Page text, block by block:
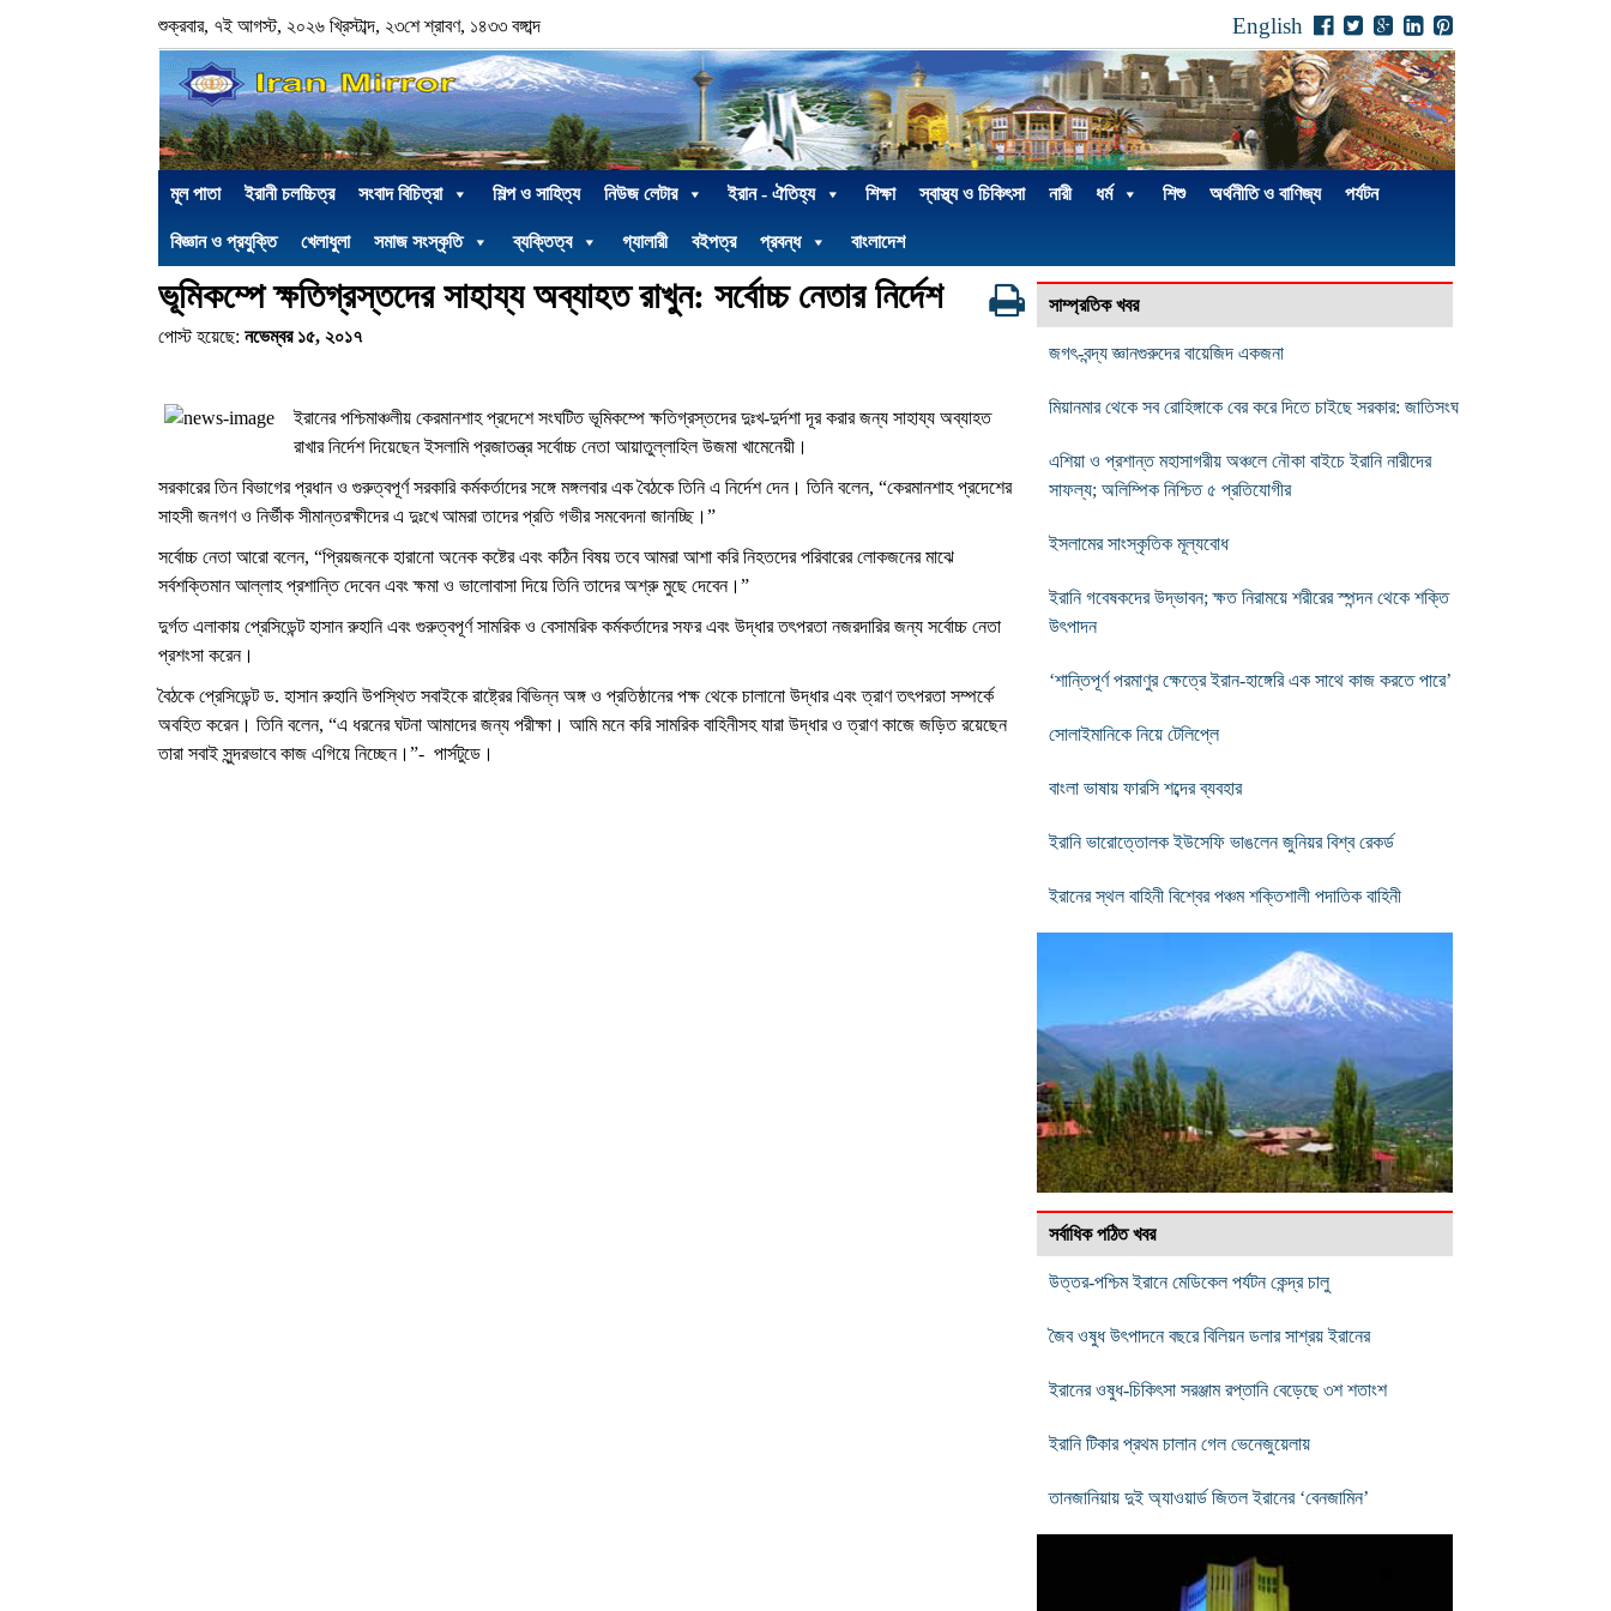
শুক্রবার, ৭ই আগস্ট, ২০২৬ খ্রিস্টাব্দ, ২৩শে শ্রাবণ, ১৪৩৩ বঙ্গাব্দ English
মূল পাতা ইরানী চলচ্চিত্র সংবাদ বিচিত্রা শিল্প ও সাহিত্য নিউজ লেটার ইরান - ঐতিহ্য শিক্ষা স্বাস্থ্য ও চিকিৎসা নারী ধর্ম শিশু অর্থনীতি ও বাণিজ্য পর্যটন
বিজ্ঞান ও প্রযুক্তি খেলাধুলা সমাজ সংস্কৃতি ব্যক্তিত্ব গ্যালারী বইপত্র প্রবন্ধ বাংলাদেশ
ভূমিকম্পে ক্ষতিগ্রস্তদের সাহায্য অব্যাহত রাখুন: সর্বোচ্চ নেতার নির্দেশ
পোস্ট হয়েছে: নভেম্বর ১৫, ২০১৭
ইরানের পশ্চিমাঞ্চলীয় কেরমানশাহ প্রদেশে সংঘটিত ভূমিকম্পে ক্ষতিগ্রস্তদের দুঃখ-দুর্দশা দূর করার জন্য সাহায্য অব্যাহত
রাখার নির্দেশ দিয়েছেন ইসলামি প্রজাতন্ত্র সর্বোচ্চ নেতা আয়াতুল্লাহিল উজমা খামেনেয়ী।
সরকারের তিন বিভাগের প্রধান ও গুরুত্বপূর্ণ সরকারি কর্মকর্তাদের সঙ্গে মঙ্গলবার এক বৈঠকে তিনি এ নির্দেশ দেন। তিনি বলেন, “কেরমানশাহ প্রদেশের
সাহসী জনগণ ও নির্ভীক সীমান্তরক্ষীদের এ দুঃখে আমরা তাদের প্রতি গভীর সমবেদনা জানচ্ছি।”
সর্বোচ্চ নেতা আরো বলেন, “প্রিয়জনকে হারানো অনেক কষ্টের এবং কঠিন বিষয় তবে আমরা আশা করি নিহতদের পরিবারের লোকজনের মাঝে
সর্বশক্তিমান আল্লাহ প্রশান্তি দেবেন এবং ক্ষমা ও ভালোবাসা দিয়ে তিনি তাদের অশ্রু মুছে দেবেন।”
দুর্গত এলাকায় প্রেসিডেন্ট হাসান রুহানি এবং গুরুত্বপূর্ণ সামরিক ও বেসামরিক কর্মকর্তাদের সফর এবং উদ্ধার তৎপরতা নজরদারির জন্য সর্বোচ্চ নেতা
প্রশংসা করেন।
বৈঠকে প্রেসিডেন্ট ড. হাসান রুহানি উপস্থিত সবাইকে রাষ্ট্রের বিভিন্ন অঙ্গ ও প্রতিষ্ঠানের পক্ষ থেকে চালানো উদ্ধার এবং ত্রাণ তৎপরতা সম্পর্কে
অবহিত করেন। তিনি বলেন, “এ ধরনের ঘটনা আমাদের জন্য পরীক্ষা। আমি মনে করি সামরিক বাহিনীসহ যারা উদ্ধার ও ত্রাণ কাজে জড়িত রয়েছেন
তারা সবাই সুন্দরভাবে কাজ এগিয়ে নিচ্ছেন।”- পার্সটুডে।
সাম্প্রতিক খবর
জগৎ-বন্দ্য জ্ঞানগুরুদের বায়েজিদ একজনা
মিয়ানমার থেকে সব রোহিঙ্গাকে বের করে দিতে চাইছে সরকার: জাতিসংঘ
এশিয়া ও প্রশান্ত মহাসাগরীয় অঞ্চলে নৌকা বাইচে ইরানি নারীদের
সাফল্য; অলিম্পিক নিশ্চিত ৫ প্রতিযোগীর
ইসলামের সাংস্কৃতিক মূল্যবোধ
ইরানি গবেষকদের উদ্ভাবন; ক্ষত নিরাময়ে শরীরের স্পন্দন থেকে শক্তি
উৎপাদন
‘শান্তিপূর্ণ পরমাণুর ক্ষেত্রে ইরান-হাঙ্গেরি এক সাথে কাজ করতে পারে’
সোলাইমানিকে নিয়ে টেলিপ্লে
বাংলা ভাষায় ফারসি শব্দের ব্যবহার
ইরানি ভারোত্তোলক ইউসেফি ভাঙলেন জুনিয়র বিশ্ব রেকর্ড
ইরানের স্থল বাহিনী বিশ্বের পঞ্চম শক্তিশালী পদাতিক বাহিনী
সর্বাধিক পঠিত খবর
উত্তর-পশ্চিম ইরানে মেডিকেল পর্যটন কেন্দ্র চালু
জৈব ওষুধ উৎপাদনে বছরে বিলিয়ন ডলার সাশ্রয় ইরানের
ইরানের ওষুধ-চিকিৎসা সরঞ্জাম রপ্তানি বেড়েছে ৩শ শতাংশ
ইরানি টিকার প্রথম চালান গেল ভেনেজুয়েলায়
তানজানিয়ায় দুই অ্যাওয়ার্ড জিতল ইরানের ‘বেনজামিন’